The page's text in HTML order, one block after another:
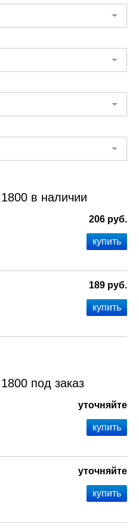
в наличии
206 руб.
189 руб.
под заказ
уточняйте
уточняйте